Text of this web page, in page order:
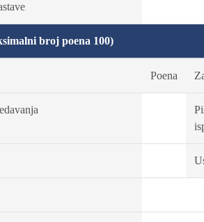
broj poena 100)
Poena